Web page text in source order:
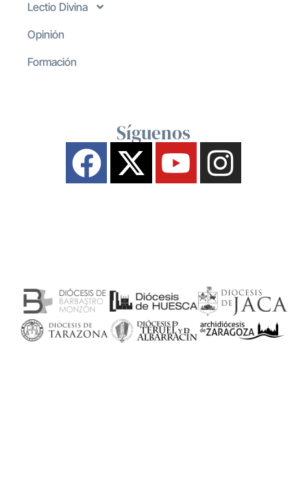
Lectio Divina
Opinión
Formación
Síguenos